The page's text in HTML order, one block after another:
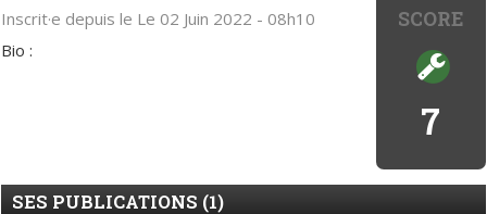
SCORE
7
Inscrit·e depuis le Le 02 Juin 2022 - 08h10
Bio :
SES PUBLICATIONS (1)